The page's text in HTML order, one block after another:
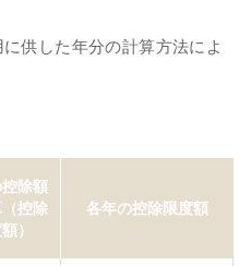
供した年分の計算方法によ
除額
控除
）
各年の控除限度額